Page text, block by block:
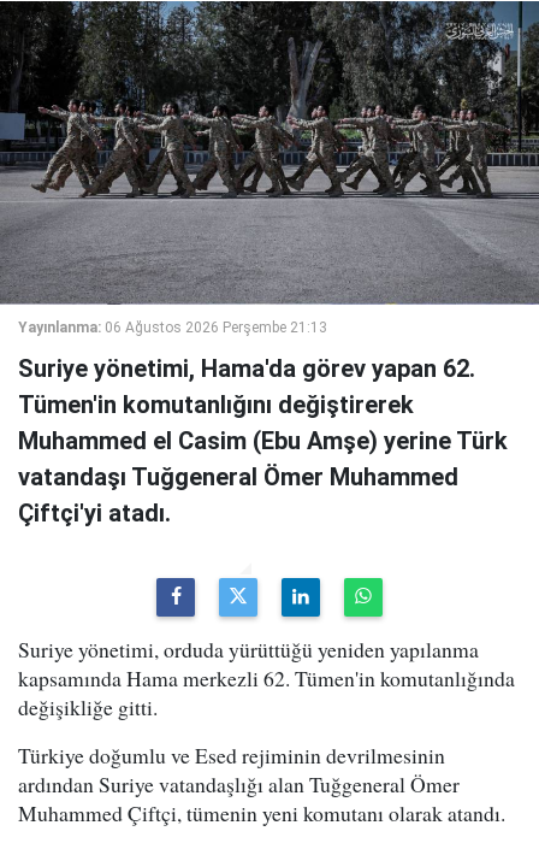
Yayınlanma: 06 Ağustos 2026 Perşembe 21:13
Suriye yönetimi, Hama'da görev yapan 62.
Tümen'in komutanlığını değiştirerek
Muhammed el Casim (Ebu Amşe) yerine Türk
vatandaşı Tuğgeneral Ömer Muhammed
Çiftçi'yi atadı.
Suriye yönetimi, orduda yürüttüğü yeniden yapılanma
kapsamında Hama merkezli 62. Tümen'in komutanlığında
değişikliğe gitti.
Türkiye doğumlu ve Esed rejiminin devrilmesinin
ardından Suriye vatandaşlığı alan Tuğgeneral Ömer
Muhammed Çiftçi, tümenin yeni komutanı olarak atandı.